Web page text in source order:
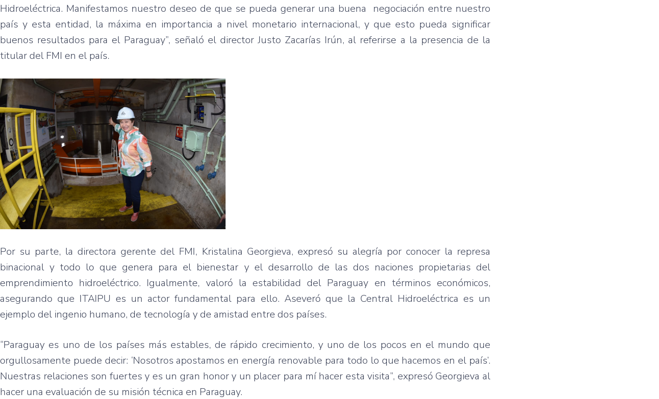
Hidroeléctrica. Manifestamos nuestro deseo de que se pueda generar una buena negociación entre nuestro
país y esta entidad, la máxima en importancia a nivel monetario internacional, y que esto pueda significar
buenos resultados para el Paraguay”, señaló el director Justo Zacarías Irún, al referirse a la presencia de la
titular del FMI en el país.
Por su parte, la directora gerente del FMI, Kristalina Georgieva, expresó su alegría por conocer la represa
binacional y todo lo que genera para el bienestar y el desarrollo de las dos naciones propietarias del
emprendimiento hidroeléctrico. Igualmente, valoró la estabilidad del Paraguay en términos económicos,
asegurando que ITAIPU es un actor fundamental para ello. Aseveró que la Central Hidroeléctrica es un
ejemplo del ingenio humano, de tecnología y de amistad entre dos países.
“Paraguay es uno de los países más estables, de rápido crecimiento, y uno de los pocos en el mundo que
orgullosamente puede decir: ‘Nosotros apostamos en energía renovable para todo lo que hacemos en el país’.
Nuestras relaciones son fuertes y es un gran honor y un placer para mí hacer esta visita”, expresó Georgieva al
hacer una evaluación de su misión técnica en Paraguay.